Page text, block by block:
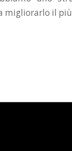
migliorarlo il più